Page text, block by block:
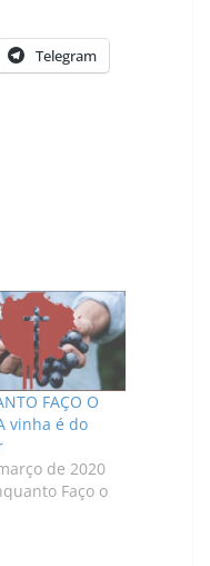
Telegram
FAÇO O
vinha é do
de 2020
Faço o